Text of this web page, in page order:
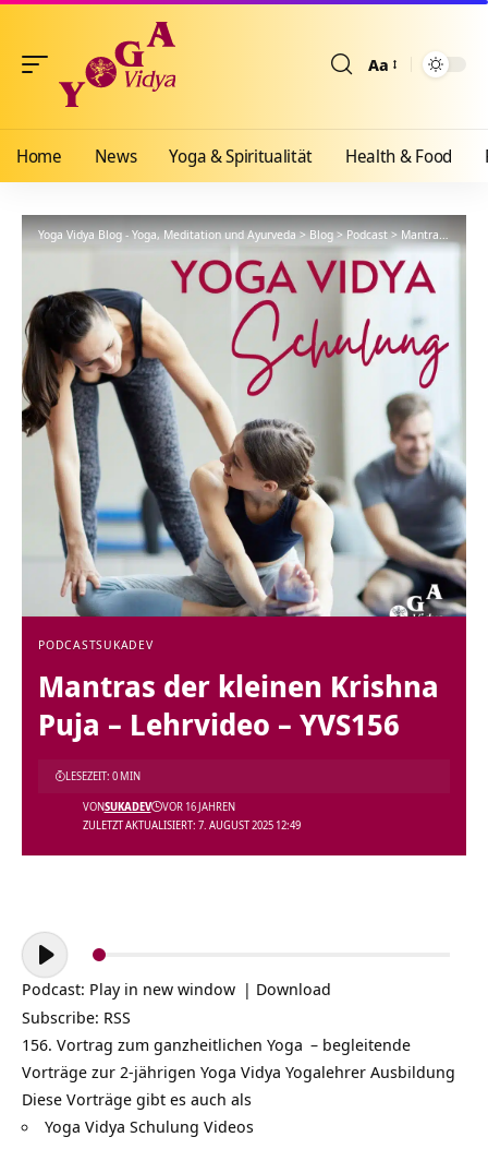
Aa
Home News Yoga & Spiritualität Health & Food
Yoga Vidya Blog - Yoga, Meditation und Ayurveda>Blog>Podcast>Mantras der kleinen Krishna Puja – Lehrvideo – YVS156
PODCASTSUKADEV
Mantras der kleinen Krishna
Puja – Lehrvideo – YVS156
ZULETZT AKTUALISIERT: 7. AUGUST 2025 12:49
VONSUKADEV VOR 16 JAHREN
LESEZEIT: 0 MIN
Audio-
Player
Podcast: Play in new window | Download
Subscribe: RSS
156. Vortrag zum ganzheitlichen Yoga – begleitende
Vorträge zur 2-jährigen Yoga Vidya Yogalehrer Ausbildung
Diese Vorträge gibt es auch als
Yoga Vidya Schulung Videos